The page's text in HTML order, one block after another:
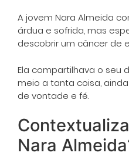
A jovem Nara Almeida
árdua e sofrida, mas
descobrir um câncer de
Ela compartilhava o seu
meio a tanta coisa,
de vontade e fé.
Nara